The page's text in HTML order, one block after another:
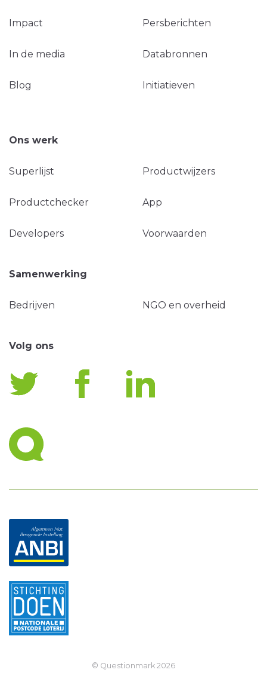
Impact Persberichten
In de media Databronnen
Blog Initiatieven
Ons werk
Superlijst Productwijzers
Productchecker App
Developers Voorwaarden
Samenwerking
Bedrijven NGO en overheid
Volg ons
© Questionmark 2026